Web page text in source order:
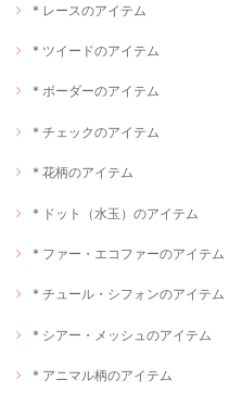
* レースのアイテム
* ツイードのアイテム
* ボーダーのアイテム
* チェックのアイテム
* 花柄のアイテム
* ドット（水玉）のアイテム
* ファー・エコファーのアイテム
* チュール・シフォンのアイテム
* シアー・メッシュのアイテム
* アニマル柄のアイテム